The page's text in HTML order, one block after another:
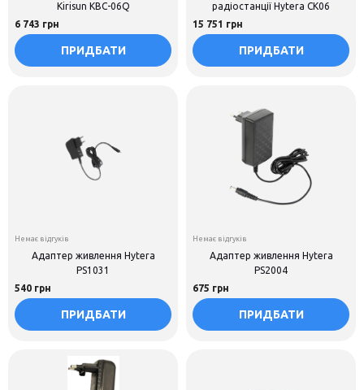
Kirisun KBC-06Q
6 743 грн
ПРИДБАТИ
радіостанції Hytera CK06
15 751 грн
ПРИДБАТИ
Адаптер живлення Hytera
PS1031
Немає відгуків
540 грн
ПРИДБАТИ
Адаптер живлення Hytera
PS2004
Немає відгуків
675 грн
ПРИДБАТИ